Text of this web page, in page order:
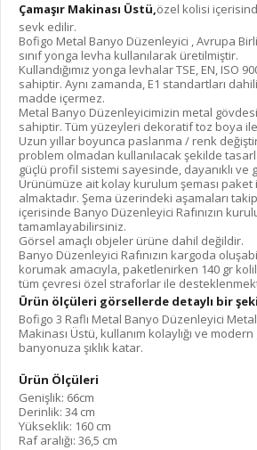
Çamaşır Makinası Üstü,özel kolisi
sevk edilir.
Bofigo Metal Banyo Düzenleyici , Avrupa
sınıf yonga levha kullanılarak üretilmiştir.
Kullandığımız yonga levhalar TSE, EN, ISO
sahiptir. Aynı zamanda, E1 standartları
madde içermez.
Metal Banyo Düzenleyicimizin metal
sahiptir. Tüm yüzeyleri dekoratif toz boya ile
Uzun yıllar boyunca paslanma / renk
problem olmadan kullanılacak şekilde
güçlü profil sistemi sayesinde, dayanıklı ve
Ürünümüze ait kolay kurulum şeması
almaktadır. Şema üzerindeki aşamaları
içerisinde Banyo Düzenleyici Rafınızın
tamamlayabilirsiniz.
Görsel amaçlı objeler ürüne dahil değildir.
Banyo Düzenleyici Rafınızın kargoda
korumak amacıyla, paketlenirken 140 gr
tüm çevresi özel straforlar ile
Ürün ölçüleri görsellerde detaylı bir
Bofigo 3 Raflı Metal Banyo Düzenleyici Metal
Makinası Üstü, kullanım kolaylığı ve
banyonuza şıklık katar.
Ürün Ölçüleri
Genişlik: 66cm
Derinlik: 34 cm
Yükseklik: 160 cm
Raf aralığı: 36,5 cm